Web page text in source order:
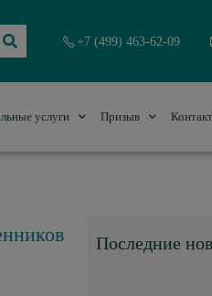
+7 (499) 463-62-09
услуги Призыв
Последние